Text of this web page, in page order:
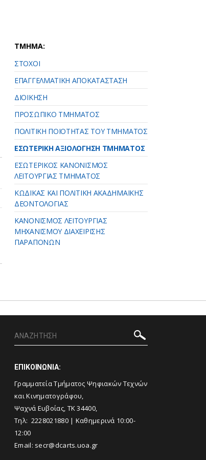
ΤΜΗΜΑ:
ΣΤΟΧΟΙ
ΕΠΑΓΓΕΛΜΑΤΙΚΗ ΑΠΟΚΑΤΑΣΤΑΣΗ
ΔΙΟΙΚΗΣΗ
ΠΡΟΣΩΠΙΚΟ ΤΜΗΜΑΤΟΣ
ΠΟΛΙΤΙΚΗ ΠΟΙΟΤΗΤΑΣ ΤΟΥ ΤΜΗΜΑΤΟΣ
ΕΣΩΤΕΡΙΚΗ ΑΞΙΟΛΟΓΗΣΗ ΤΜΗΜΑΤΟΣ
ΕΣΩΤΕΡΙΚΟΣ ΚΑΝΟΝΙΣΜΟΣ
ΛΕΙΤΟΥΡΓΙΑΣ ΤΜΗΜΑΤΟΣ
KΩΔΙΚΑΣ ΚΑΙ ΠΟΛΙΤΙΚΗ ΑΚΑΔΗΜΑΪΚΗΣ
ΔΕΟΝΤΟΛΟΓΙΑΣ
KΑΝΟΝΙΣΜΟΣ ΛΕΙΤΟΥΡΓΙΑΣ
ΜΗΧΑΝΙΣΜΟΥ ΔΙΑΧΕΙΡΙΣΗΣ
ΠΑΡΑΠΟΝΩΝ
ΕΠΙΚΟΙΝΩΝΙΑ:
Γραμματεία Τμήματος Ψηφιακών Τεχνών
και Κινηματογράφου,
Ψαχνά Ευβοίας, ΤΚ 34400,
Τηλ: 2228021880 | Καθημερινά 10:00-
12:00
Email: secr@dcarts.uoa.gr